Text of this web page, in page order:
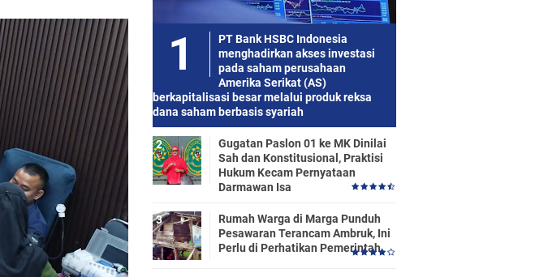
PT Bank HSBC Indonesia
menghadirkan akses investasi
pada saham perusahaan
Amerika Serikat (AS)
berkapitalisasi besar melalui produk reksa
dana saham berbasis syariah
Gugatan Paslon 01 ke MK Dinilai
Sah dan Konstitusional, Praktisi
Hukum Kecam Pernyataan
Darmawan Isa
Rumah Warga di Marga Punduh
Pesawaran Terancam Ambruk, Ini
Perlu di Perhatikan Pemerintah